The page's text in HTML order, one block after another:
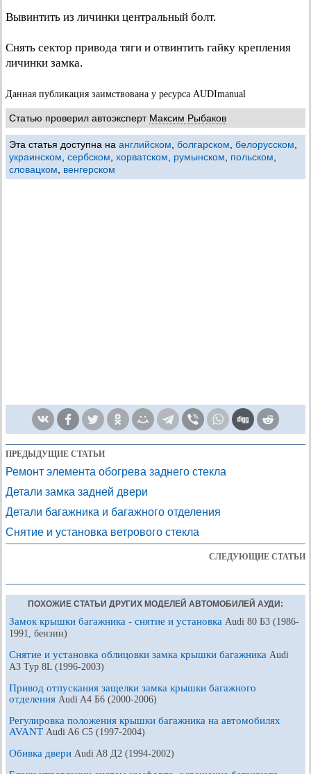
Вывинтить из личинки центральный болт.
Снять сектор привода тяги и отвинтить гайку крепления
личинки замка.
Данная публикация заимствована у ресурса AUDImanual
Статью проверил автоэксперт Максим Рыбаков
Эта статья доступна на английском болгарском белорусском
украинском сербском хорватском румынском польском
словацком
венгерском
ПРЕДЫДУЩИЕ СТАТЬИ
Ремонт элемента обогрева заднего стекла
Детали замка задней двери
Детали багажника и багажного отделения
Снятие и установка ветрового стекла
СЛЕДУЮЩИЕ СТАТЬИ
ПОХОЖИЕ СТАТЬИ ДРУГИХ МОДЕЛЕЙ АВТОМОБИЛЕЙ АУДИ:
Замок крышки багажника - снятие и установка Audi 80 Б3 (1986-
1991, бензин)
Снятие и установка облицовки замка крышки багажника Audi
A3 Typ 8L (1996-2003)
Привод отпускания защелки замка крышки багажного
отделения Audi A4 Б6 (2000-2006)
Регулировка положения крышки багажника на автомобилях
AVANT Audi A6 С5 (1997-2004)
Обивка двери Audi A8 Д2 (1994-2002)